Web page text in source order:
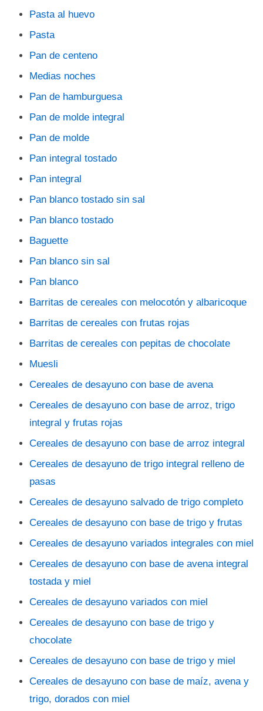
Pasta al huevo
Pasta
Pan de centeno
Medias noches
Pan de hamburguesa
Pan de molde integral
Pan de molde
Pan integral tostado
Pan integral
Pan blanco tostado sin sal
Pan blanco tostado
Baguette
Pan blanco sin sal
Pan blanco
Barritas de cereales con melocotón y albaricoque
Barritas de cereales con frutas rojas
Barritas de cereales con pepitas de chocolate
Muesli
Cereales de desayuno con base de avena
Cereales de desayuno con base de arroz, trigo
integral y frutas rojas
Cereales de desayuno con base de arroz integral
Cereales de desayuno de trigo integral relleno de
pasas
Cereales de desayuno salvado de trigo completo
Cereales de desayuno con base de trigo y frutas
Cereales de desayuno variados integrales con miel
Cereales de desayuno con base de avena integral
tostada y miel
Cereales de desayuno variados con miel
Cereales de desayuno con base de trigo y
chocolate
Cereales de desayuno con base de trigo y miel
Cereales de desayuno con base de maíz, avena y
trigo, dorados con miel